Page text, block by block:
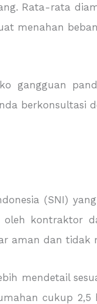
Rata-rata
menahan
gangguan
berkonsultasi
(SNI)
oleh kontraktor
aman dan tidak
mendetail
cukup 2,5